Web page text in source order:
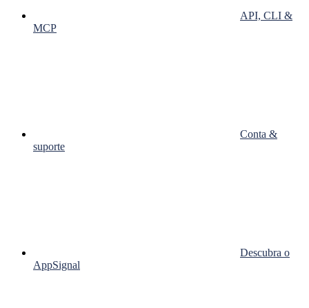
API, CLI &
MCP
Conta &
suporte
Descubra o
AppSignal